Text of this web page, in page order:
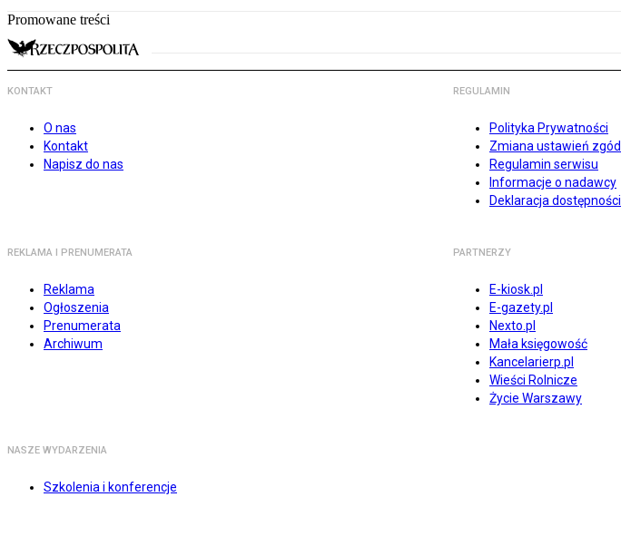
Promowane treści
KONTAKT
O nas
Kontakt
Napisz do nas
REGULAMIN
Polityka Prywatności
Zmiana ustawień zgód
Regulamin serwisu
Informacje o nadawcy
Deklaracja dostępności
REKLAMA I PRENUMERATA
Reklama
Ogłoszenia
Prenumerata
Archiwum
PARTNERZY
E-kiosk.pl
E-gazety.pl
Nexto.pl
Mała księgowość
Kancelarierp.pl
Wieści Rolnicze
Życie Warszawy
NASZE WYDARZENIA
Szkolenia i konferencje